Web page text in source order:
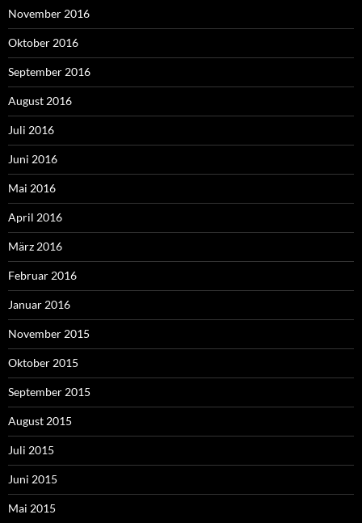
November 2016
Oktober 2016
September 2016
August 2016
Juli 2016
Juni 2016
Mai 2016
April 2016
März 2016
Februar 2016
Januar 2016
November 2015
Oktober 2015
September 2015
August 2015
Juli 2015
Juni 2015
Mai 2015